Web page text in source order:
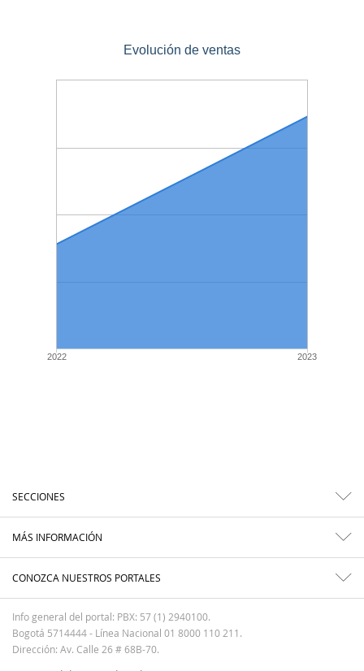
Evolución de ventas
2022 2023
SECCIONES
MÁS INFORMACIÓN
CONOZCA NUESTROS PORTALES
Info general del portal: PBX: 57 (1) 2940100.
Bogotá 5714444 - Línea Nacional 01 8000 110 211.
Dirección: Av. Calle 26 # 68B-70.